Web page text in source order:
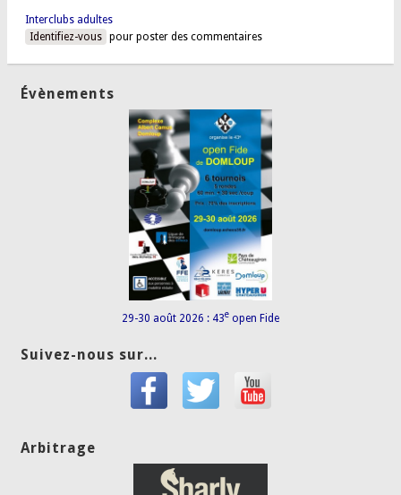
Interclubs adultes
Identifiez-vous pour poster des commentaires
Évènements
29-30 août 2026 : 43e open Fide
Suivez-nous sur...
Arbitrage